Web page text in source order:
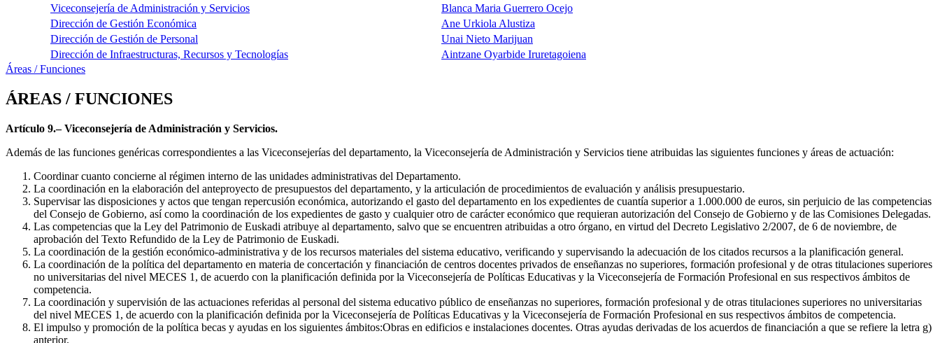
Viceconsejería de Administración y Servicios
Blanca Maria Guerrero Ocejo
Dirección de Gestión Económica
Ane Urkiola Alustiza
Dirección de Gestión de Personal
Unai Nieto Marijuan
Dirección de Infraestructuras, Recursos y Tecnologías
Aintzane Oyarbide Iruretagoiena
Áreas / Funciones
ÁREAS / FUNCIONES
Artículo 9.– Viceconsejería de Administración y Servicios.
Además de las funciones genéricas correspondientes a las Viceconsejerías del departamento, la Viceconsejería de Administración y Servicios tiene atribuidas las siguientes funciones y áreas de actuación:
Coordinar cuanto concierne al régimen interno de las unidades administrativas del Departamento.
La coordinación en la elaboración del anteproyecto de presupuestos del departamento, y la articulación de procedimientos de evaluación y análisis presupuestario.
Supervisar las disposiciones y actos que tengan repercusión económica, autorizando el gasto del departamento en los expedientes de cuantía superior a 1.000.000 de euros, sin perjuicio de las competencias
del Consejo de Gobierno, así como la coordinación de los expedientes de gasto y cualquier otro de carácter económico que requieran autorización del Consejo de Gobierno y de las Comisiones Delegadas.
Las competencias que la Ley del Patrimonio de Euskadi atribuye al departamento, salvo que se encuentren atribuidas a otro órgano, en virtud del Decreto Legislativo 2/2007, de 6 de noviembre, de
aprobación del Texto Refundido de la Ley de Patrimonio de Euskadi.
La coordinación de la gestión económico-administrativa y de los recursos materiales del sistema educativo, verificando y supervisando la adecuación de los citados recursos a la planificación general.
La coordinación de la política del departamento en materia de concertación y financiación de centros docentes privados de enseñanzas no superiores, formación profesional y de otras titulaciones superiores
no universitarias del nivel MECES 1, de acuerdo con la planificación definida por la Viceconsejería de Políticas Educativas y la Viceconsejería de Formación Profesional en sus respectivos ámbitos de
competencia.
La coordinación y supervisión de las actuaciones referidas al personal del sistema educativo público de enseñanzas no superiores, formación profesional y de otras titulaciones superiores no universitarias
del nivel MECES 1, de acuerdo con la planificación definida por la Viceconsejería de Políticas Educativas y la Viceconsejería de Formación Profesional en sus respectivos ámbitos de competencia.
El impulso y promoción de la política becas y ayudas en los siguientes ámbitos:Obras en edificios e instalaciones docentes. Otras ayudas derivadas de los acuerdos de financiación a que se refiere la letra g)
anterior.